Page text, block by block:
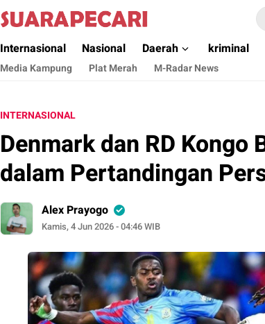
Suara Pecari
Suara Pencerahan Anak Negeri ( Berita Aktual & Terpercaya )
Internasional Nasional Daerah kriminal
Media Kampung Plat Merah M-Radar News
INTERNASIONAL
Denmark dan RD Kongo
dalam Pertandingan
Alex Prayogo
Kamis, 4 Jun 2026 - 04:46 WIB